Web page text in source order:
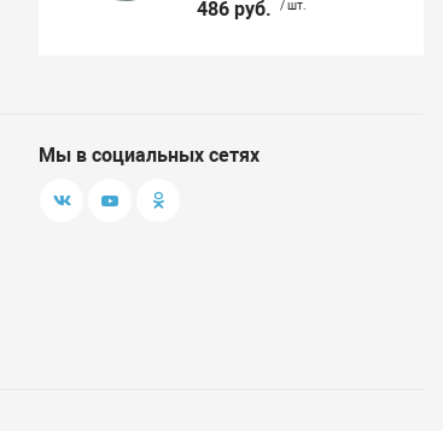
486 руб. / шт.
Мы в социальных сетях